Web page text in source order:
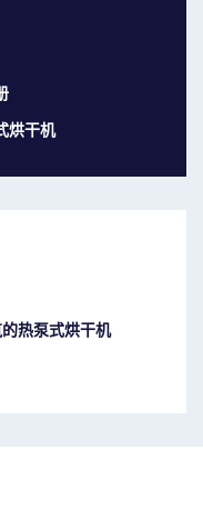
烘干机
热泵式烘干机